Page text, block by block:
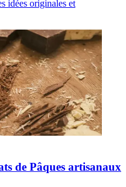
idées originales et
de Pâques artisanaux